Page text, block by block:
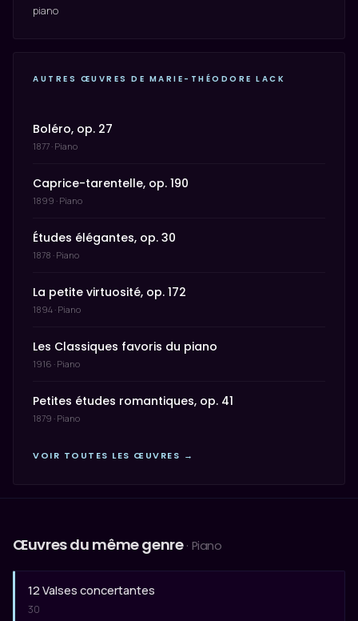
piano
AUTRES ŒUVRES DE MARIE-THÉODORE LACK
Boléro, op. 27
1877 · Piano
Caprice-tarentelle, op. 190
1899 · Piano
Études élégantes, op. 30
1878 · Piano
La petite virtuosité, op. 172
1894 · Piano
Les Classiques favoris du piano
1916 · Piano
Petites études romantiques, op. 41
1879 · Piano
VOIR TOUTES LES ŒUVRES →
Œuvres du même genre · Piano
12 Valses concertantes
30